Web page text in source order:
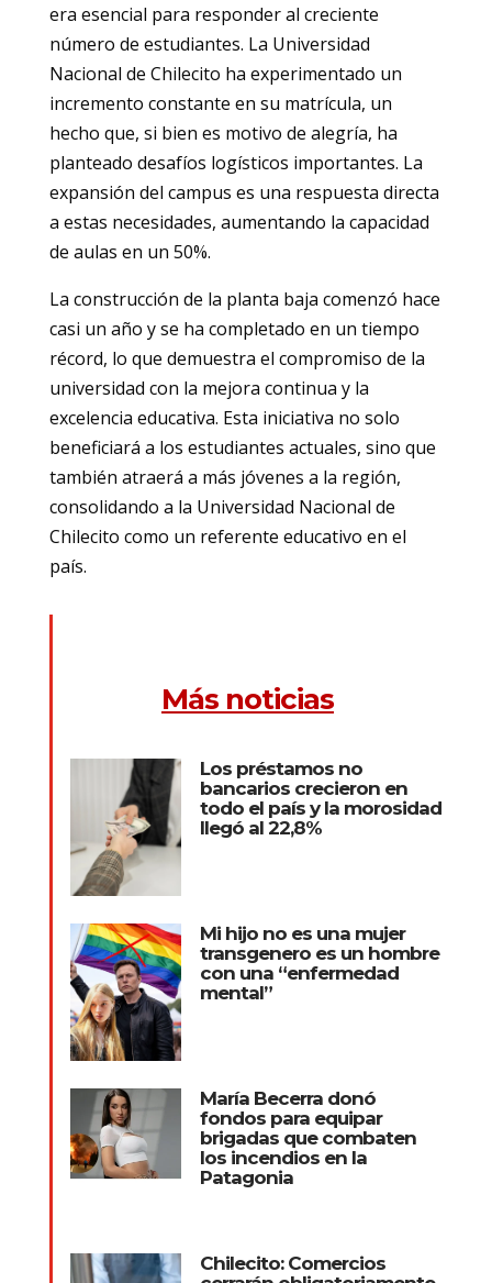
era esencial para responder al creciente
número de estudiantes. La Universidad
Nacional de Chilecito ha experimentado un
incremento constante en su matrícula, un
hecho que, si bien es motivo de alegría, ha
planteado desafíos logísticos importantes. La
expansión del campus es una respuesta directa
a estas necesidades, aumentando la capacidad
de aulas en un 50%.
La construcción de la planta baja comenzó hace
casi un año y se ha completado en un tiempo
récord, lo que demuestra el compromiso de la
universidad con la mejora continua y la
excelencia educativa. Esta iniciativa no solo
beneficiará a los estudiantes actuales, sino que
también atraerá a más jóvenes a la región,
consolidando a la Universidad Nacional de
Chilecito como un referente educativo en el
país.
Más noticias
Los préstamos no
bancarios crecieron en
todo el país y la morosidad
llegó al 22,8%
Mi hijo no es una mujer
transgenero es un hombre
con una “enfermedad
mental”
María Becerra donó
fondos para equipar
brigadas que combaten
los incendios en la
Patagonia
Chilecito: Comercios